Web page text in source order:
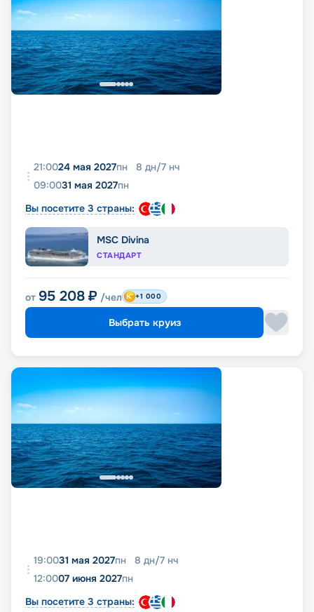
21:0024 мая 2027пн 8 дн/7 нч
09:0031 мая 2027пн
Вы посетите 3 страны:
MSC Divina
СТАНДАРТ
от 95 208 ₽ /чел +1 000
Выбрать круиз
19:0031 мая 2027пн 8 дн/7 нч
12:0007 июня 2027пн
Вы посетите 3 страны: